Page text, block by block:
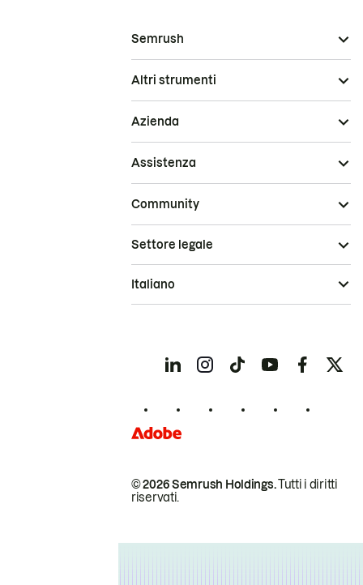
Semrush
Altri strumenti
Azienda
Assistenza
Community
© 2026 Semrush Holdings.Tutti i diritti
riservati.
Settore legale
Italiano